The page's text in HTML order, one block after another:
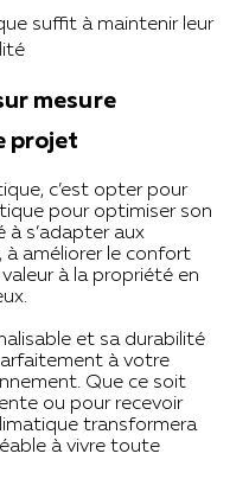
suffit à maintenir leur
mesure
projet
c’est opter pour
pour optimiser son
à s’adapter aux
améliorer le confort
à la propriété en
et sa durabilité
à votre
Que ce soit
ou pour recevoir
transformera
à vivre toute